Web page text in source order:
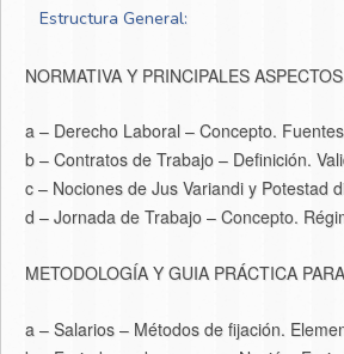
Estructura General:
NORMATIVA Y PRINCIPALES
a – Derecho Laboral – Concepto.
b – Contratos de Trabajo – Definición.
c – Nociones de Jus Variandi y Potestad
d – Jornada de Trabajo – Concepto.
METODOLOGÍA Y GUIA PRÁCTICA
a – Salarios – Métodos de fijación.